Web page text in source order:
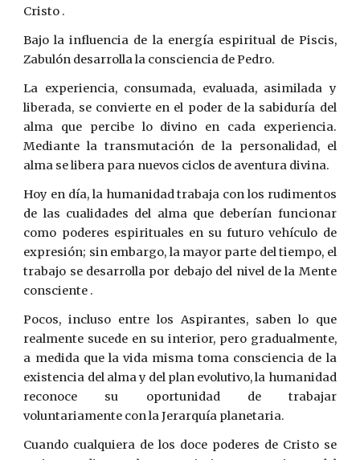
Cristo .
Bajo la influencia de la energía espiritual de Piscis,
Zabulón desarrolla la consciencia de Pedro.
La experiencia, consumada, evaluada, asimilada y
liberada, se convierte en el poder de la sabiduría del
alma que percibe lo divino en cada experiencia.
Mediante la transmutación de la personalidad, el
alma se libera para nuevos ciclos de aventura divina.
Hoy en día, la humanidad trabaja con los rudimentos
de las cualidades del alma que deberían funcionar
como poderes espirituales en su futuro vehículo de
expresión; sin embargo, la mayor parte del tiempo, el
trabajo se desarrolla por debajo del nivel de la Mente
consciente .
Pocos, incluso entre los Aspirantes, saben lo que
realmente sucede en su interior, pero gradualmente,
a medida que la vida misma toma consciencia de la
existencia del alma y del plan evolutivo, la humanidad
reconoce su oportunidad de trabajar
voluntariamente con la Jerarquía planetaria.
Cuando cualquiera de los doce poderes de Cristo se